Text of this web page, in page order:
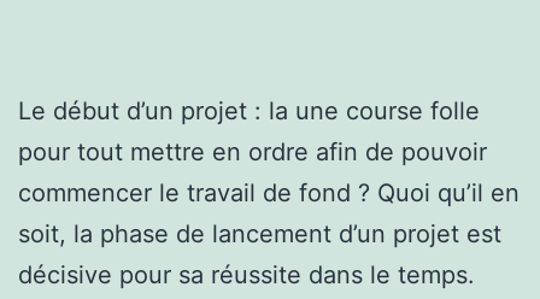
votre
look
Le début d’un projet : la une course folle
pour tout mettre en ordre afin de pouvoir
commencer le travail de fond ? Quoi qu’il en
soit, la phase de lancement d’un projet est
décisive pour sa réussite dans le temps.